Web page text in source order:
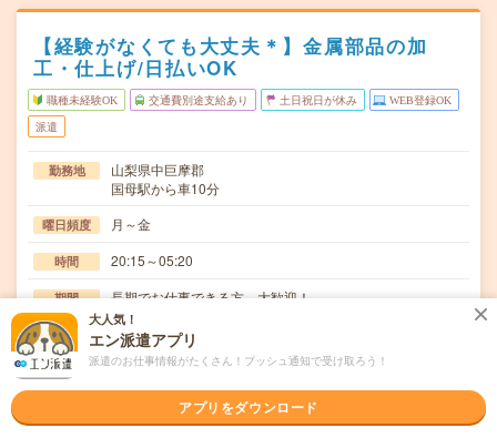
【経験がなくても大丈夫＊】金属部品の加
工・仕上げ/日払いOK
職種未経験OK 交通費別途支給あり 土日祝日が休み WEB登録OK
派遣
勤務地
山梨県中巨摩郡
国母駅から車10分
曜日頻度 月～金
時間 20:15～05:20
期間 長期でお仕事できる方、大歓迎！
時給 時給1300～1625円
交通費
交通費規定内支給
仕事内容
残業で収入アップ！土日祝休みでプライベート充実！金属
大人気！
エン派遣アプリ
派遣のお仕事情報がたくさん！プッシュ通知で受け取ろう！
アプリをダウンロード